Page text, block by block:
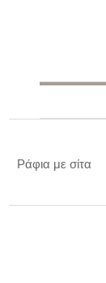
Ράφια με σίτα